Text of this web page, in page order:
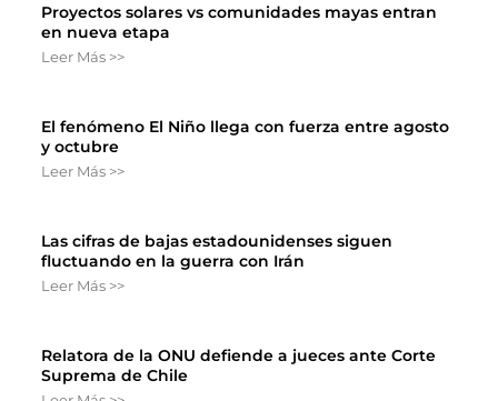
Proyectos solares vs comunidades mayas entran
en nueva etapa
Leer Más >>
El fenómeno El Niño llega con fuerza entre agosto
y octubre
Leer Más >>
Las cifras de bajas estadounidenses siguen
fluctuando en la guerra con Irán
Leer Más >>
Relatora de la ONU defiende a jueces ante Corte
Suprema de Chile